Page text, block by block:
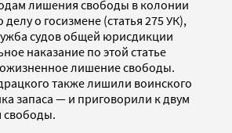
лишения свободы в колонии
о госизмене (статья 275 УК),
судов общей юрисдикции
наказание по этой статье
лишение свободы.
также лишили воинского
запаса — и приговорили к двум
свободы.